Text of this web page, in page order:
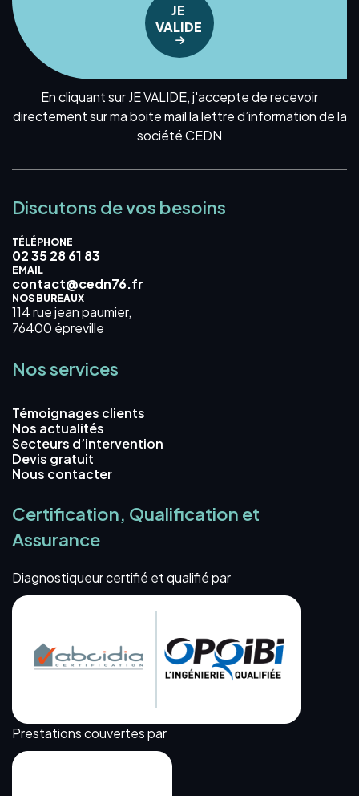
JE
VALIDE
En cliquant sur JE VALIDE, j'accepte de recevoir
directement sur ma boite mail la lettre d’information de la
société CEDN
Discutons de vos besoins
TÉLÉPHONE
02 35 28 61 83
EMAIL
contact@cedn76.fr
NOS BUREAUX
114 rue jean paumier,
76400 épreville
Nos services
Témoignages clients
Nos actualités
Secteurs d’intervention
Devis gratuit
Nous contacter
Certification, Qualification et
Assurance
Diagnostiqueur certifié et qualifié par
Prestations couvertes par